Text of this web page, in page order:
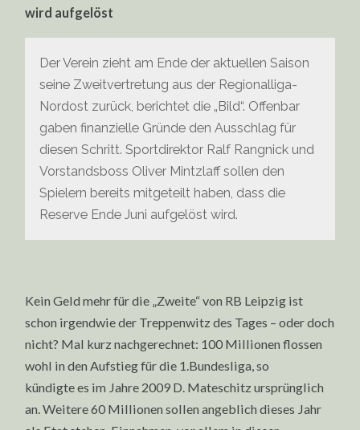
wird aufgelöst
Der Verein zieht am Ende der aktuellen Saison
seine Zweitvertretung aus der Regionalliga-
Nordost zurück, berichtet die „Bild“. Offenbar
gaben finanzielle Gründe den Ausschlag für
diesen Schritt. Sportdirektor Ralf Rangnick und
Vorstandsboss Oliver Mintzlaff sollen den
Spielern bereits mitgeteilt haben, dass die
Reserve Ende Juni aufgelöst wird.
Kein Geld mehr für die „Zweite“ von RB Leipzig ist
schon irgendwie der Treppenwitz des Tages – oder doch
nicht? Mal kurz nachgerechnet: 100 Millionen flossen
wohl in den Aufstieg für die 1.Bundesliga, so
kündigte es im Jahre 2009 D. Mateschitz ursprünglich
an. Weitere 60 Millionen sollen angeblich dieses Jahr